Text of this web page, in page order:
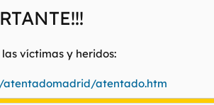
víctimas y heridos:
atentadomadrid/atentado.htm